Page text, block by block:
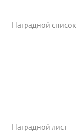
Наградной список
Наградной лист